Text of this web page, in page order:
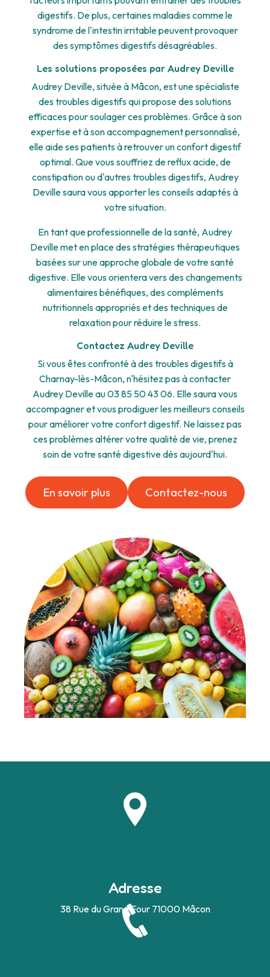
digestifs. De plus, certaines maladies comme le
syndrome de l'intestin irritable peuvent provoquer
des symptômes digestifs désagréables.
Les solutions proposées par Audrey Deville
Audrey Deville, située à Mâcon, est une spécialiste
des troubles digestifs qui propose des solutions
efficaces pour soulager ces problèmes. Grâce à son
expertise et à son accompagnement personnalisé,
elle aide ses patients à retrouver un confort digestif
optimal. Que vous souffriez de reflux acide, de
constipation ou d'autres troubles digestifs, Audrey
Deville saura vous apporter les conseils adaptés à
votre situation.
En tant que professionnelle de la santé, Audrey
Deville met en place des stratégies thérapeutiques
basées sur une approche globale de votre santé
digestive. Elle vous orientera vers des changements
alimentaires bénéfiques, des compléments
nutritionnels appropriés et des techniques de
relaxation pour réduire le stress.
Contactez Audrey Deville
Si vous êtes confronté à des troubles digestifs à
Charnay-lès-Mâcon, n'hésitez pas à contacter
Audrey Deville au 03 85 50 43 06. Elle saura vous
accompagner et vous prodiguer les meilleurs conseils
pour améliorer votre confort digestif. Ne laissez pas
ces problèmes altérer votre qualité de vie, prenez
soin de votre santé digestive dès aujourd'hui.
En savoir plus Contactez-nous
Adresse
38 Rue du Grand Four 71000 Mâcon